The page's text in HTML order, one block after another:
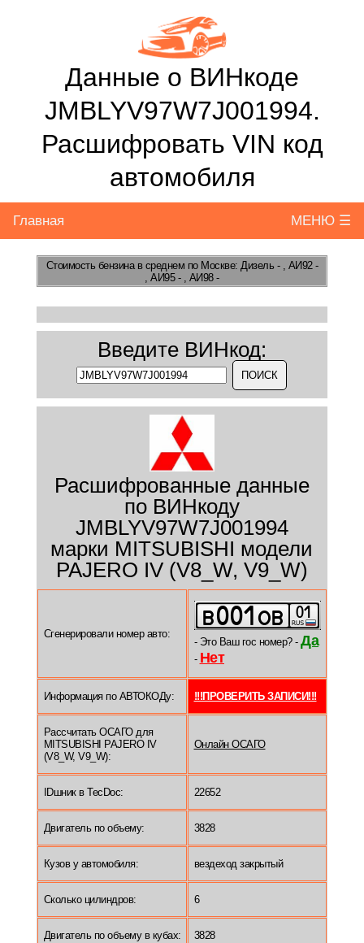
Данные о ВИНкоде
JMBLYV97W7J001994.
Расшифровать VIN код
автомобиля
Главная МЕНЮ ☰
Стоимость бензинав среднем по Москве: Дизель - , АИ92 -
, АИ95 - , АИ98 -
Введите ВИНкод:
Расшифрованные данные
по ВИНкоду
JMBLYV97W7J001994
марки MITSUBISHI модели
PAJERO IV (V8_W, V9_W)
Сгенерировали номер авто:
- Это Ваш гос номер? - Да
- Нет
Информация по АВТОКОДу: !!!ПРОВЕРИТЬ ЗАПИСИ!!!
Рассчитать ОСАГО для
MITSUBISHI PAJERO IV
(V8_W, V9_W):
Онлайн ОСАГО
IDшник в TecDoc: 22652
Двигатель по объему: 3828
Кузов у автомобиля: вездеход закрытый
Сколько цилиндров: 6
Двигатель по объему в кубах: 3828